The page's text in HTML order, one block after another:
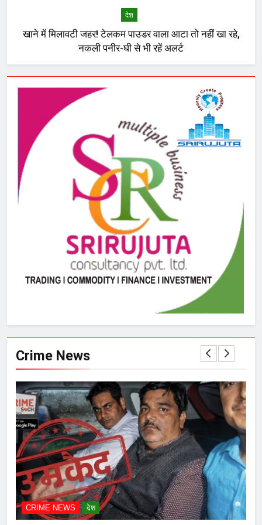
देश
खाने में मिलावटी जहर! टेलकम पाउडर वाला आटा तो नहीं खा रहे,
नकली पनीर-घी से भी रहें अलर्ट
Crime News
CRIME NEWS देश